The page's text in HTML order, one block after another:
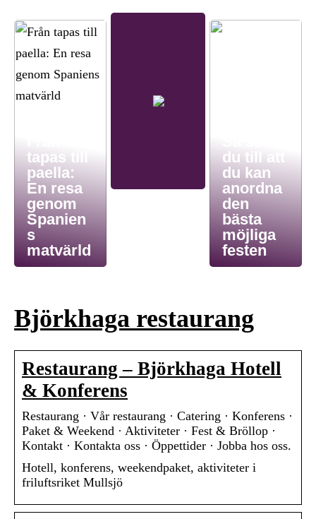
tapas till
paella:
En resa
genom
Spanien
s
matvärld
du till att
du kan
anordna
den
bästa
möjliga
festen
Björkhaga restaurang
Restaurang – Björkhaga Hotell
& Konferens
Restaurang · Vår restaurang · Catering · Konferens ·
Paket & Weekend · Aktiviteter · Fest & Bröllop ·
Kontakt · Kontakta oss · Öppettider · Jobba hos oss.
Hotell, konferens, weekendpaket, aktiviteter i
friluftsriket Mullsjö